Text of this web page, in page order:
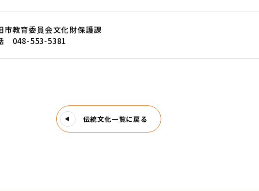
市教育委員会文化財保護課
048-553-5381
伝統文化一覧に戻る